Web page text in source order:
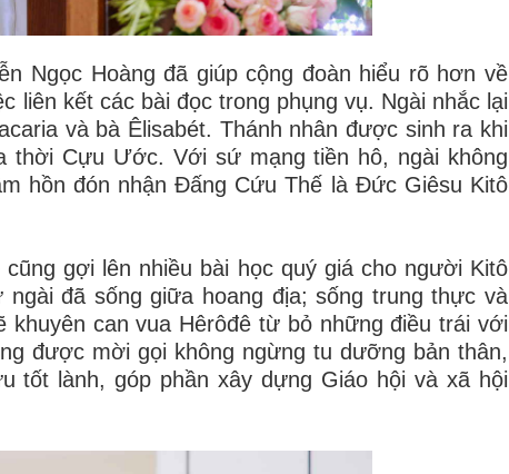
Ngọc Hoàng đã giúp cộng đoàn hiểu rõ hơn về
liên kết các bài đọc trong phụng vụ. Ngài nhắc lại
và bà Êlisabét. Thánh nhân được sinh ra khi
thời Cựu Ước. Với sứ mạng tiền hô, ngài không
hồn đón nhận Đấng Cứu Thế là Đức Giêsu Kitô
gợi lên nhiều bài học quý giá cho người Kitô
đã sống giữa hoang địa; sống trung thực và
can vua Hêrôđê từ bỏ những điều trái với
được mời gọi không ngừng tu dưỡng bản thân,
tốt lành, góp phần xây dựng Giáo hội và xã hội